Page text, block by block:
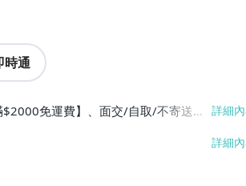
時通
免運費】、面交/自取/不寄送